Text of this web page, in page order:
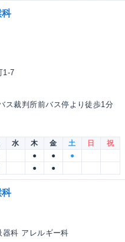
科
1-7
ス裁判所前バス停より徒歩1分
水 木 金 土 日
祝
● ●
●
● ●
科
科 アレルギー科